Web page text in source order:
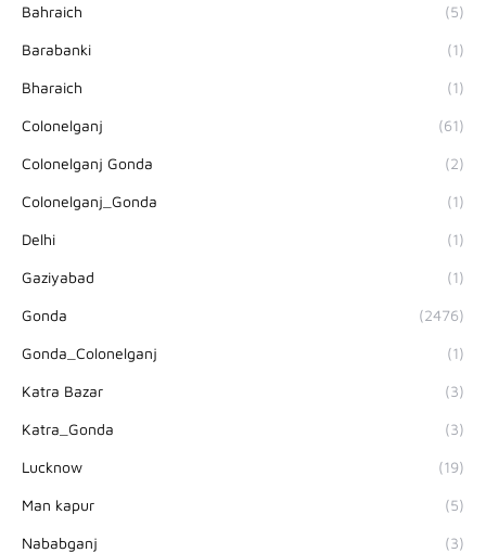
Bahraich (5)
Barabanki (1)
Bharaich (1)
Colonelganj (61)
Colonelganj Gonda (2)
Colonelganj_Gonda (1)
Delhi (1)
Gaziyabad (1)
Gonda (2476)
Gonda_Colonelganj (1)
Katra Bazar (3)
Katra_Gonda (3)
Lucknow (19)
Man kapur (5)
Nababganj (3)